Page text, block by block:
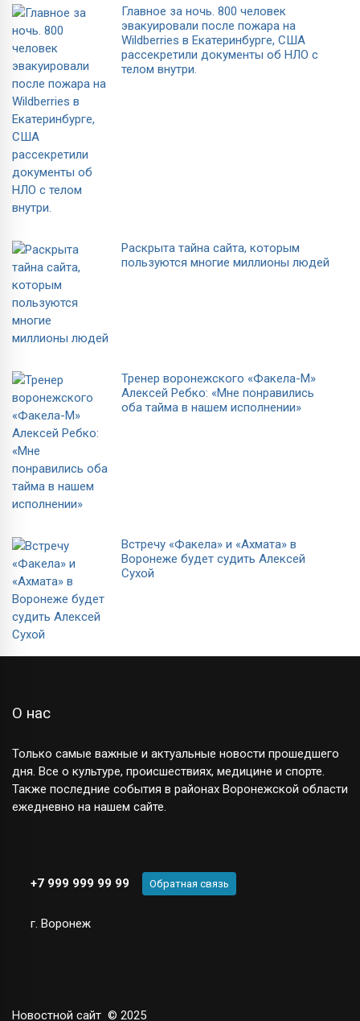
Главное за ночь. 800 человек
эвакуировали после пожара на
Wildberries в Екатеринбурге, США
рассекретили документы об НЛО с
телом внутри.
Раскрыта тайна сайта, которым
пользуются многие миллионы людей
Тренер воронежского «Факела-М»
Алексей Ребко: «Мне понравились
оба тайма в нашем исполнении»
Встречу «Факела» и «Ахмата» в
Воронеже будет судить Алексей
Сухой
О нас
Только самые важные и актуальные новости прошедшего
дня. Все о культуре, происшествиях, медицине и спорте.
Также последние события в районах Воронежской области
ежедневно на нашем сайте.
+7 999 999 99 99 Обратная связь
г. Воронеж
Новостной сайт © 2025